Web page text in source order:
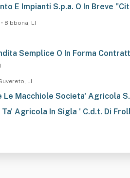
E Impianti S.p.a. O In Breve
• Bibbona, LI
Semplice O In Forma
LI
Le Macchiole Societa' Agricola
Agricola In Sigla ' C.d.t. Di